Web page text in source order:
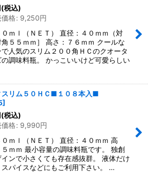
(税込)
格: 9,250円
ｍｌ（ＮＥＴ） 直径：４０ｍｍ（対
５５ｍｍ］ 高さ：７６ｍｍ クールな
人気のスリム２００角ＨＣのクオータ
の調味料瓶。 かっこいいけど可愛らしい
スリム５０ＨＣ■１０８本入■
]
(税込)
格: 9,990円
ｍｌ（ＮＥＴ） 直径：４０ｍｍ 高
５ｍｍ 最小容量の調味料瓶です。 独創
ンで小さくても存在感抜群。 液体だけ
スパイスなどにもご利用下さい。 …